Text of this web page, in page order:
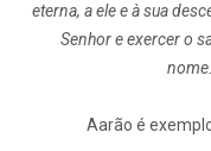
eterna, a ele e à sua
Senhor e exercer o
Aarão é